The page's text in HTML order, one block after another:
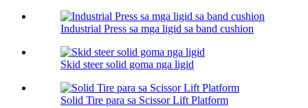
Industrial Press sa mga ligid sa band cushion
Skid steer solid goma nga ligid
Solid Tire para sa Scissor Lift Platform